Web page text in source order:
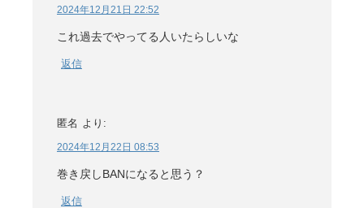
2024年12月21日 22:52
これ過去でやってる人いたらしいな
返信
匿名 より:
2024年12月22日 08:53
巻き戻しBANになると思う？
返信